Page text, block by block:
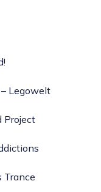
Legowelt
Project
Trance